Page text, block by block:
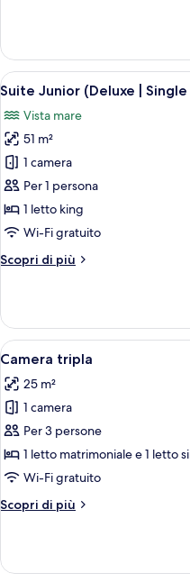
Junior
(Deluxe)
Apri
tutte
le
foto
per
Suite
Junior
(Deluxe
Single
5
Suite Junior (Deluxe | Single
Vista mare
51 m²
1 camera
Per 1 persona
1 letto king
Wi-Fi gratuito
Scopri di più
Altri
Junior
(Deluxe
|
Use)
Apri
tutte
le
foto
per
Camera
tripla
5
Camera tripla
25 m²
1 camera
Per 3 persone
1 letto matrimoniale e 1 letto
Wi-Fi gratuito
Scopri di più
Altri
tripla